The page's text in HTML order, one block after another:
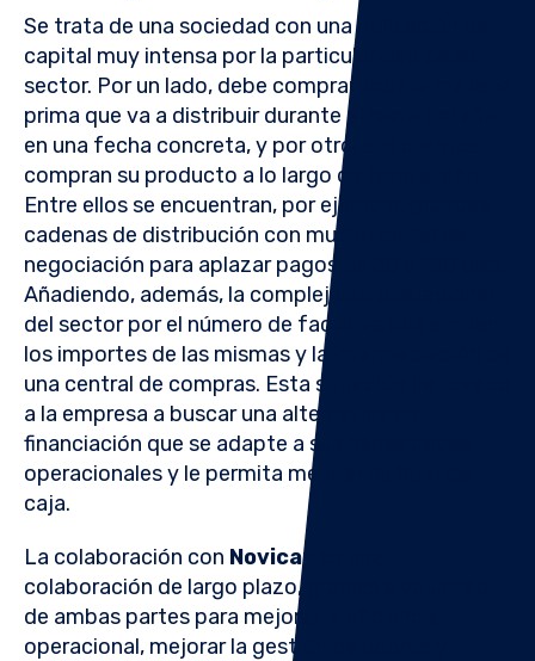
Se trata de una sociedad con una utilización de
capital muy intensa por la particularidad de su
sector. Por un lado, debe comprar toda la materia
prima que va a distribuir durante el resto del año
en una fecha concreta, y por otro, sus clientes
compran su producto a lo largo de todo el año.
Entre ellos se encuentran, por ejemplo, grandes
cadenas de distribución con mucho poder de
negociación para aplazar pagos de 60 a 120 días.
Añadiendo, además, la complejidad operacional
del sector por el número de facturas que emiten,
los importes de las mismas y la intermediación de
una central de compras. Esta situación ha llevado
a la empresa a buscar una alternativa de
financiación que se adapte a sus necesidades
operacionales y le permita mejorar su flujo de
caja.
La colaboración con Novicap
colaboración de largo plazo, gracias a voluntad
de ambas partes para mejorar la eficiencia
operacional, mejorar la gestión de cobros y